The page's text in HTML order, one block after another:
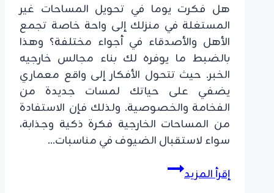
هل فكرت يوما في تحويل المساحات غير
المستغلة في منزلك إلى واحة خاصة تجمع
الأهل والأصدقاء في أجواء مختلفة؟ وهذا
بالضبط ما يوفره لك بناء مجالس خارجيه
الخبر. حيث تتحول الأفكار إلى واقع معماري
يضفي على حياتك لمسات جديدة من
الفخامة والخصوصية. ولذلك فإن الاستفادة
من المساحات الخارجية فكرة ذكية وجذابة،
سواء لاستقبال الضيوف في مناسبات…
إقرأ المزيدبناء
مجالس